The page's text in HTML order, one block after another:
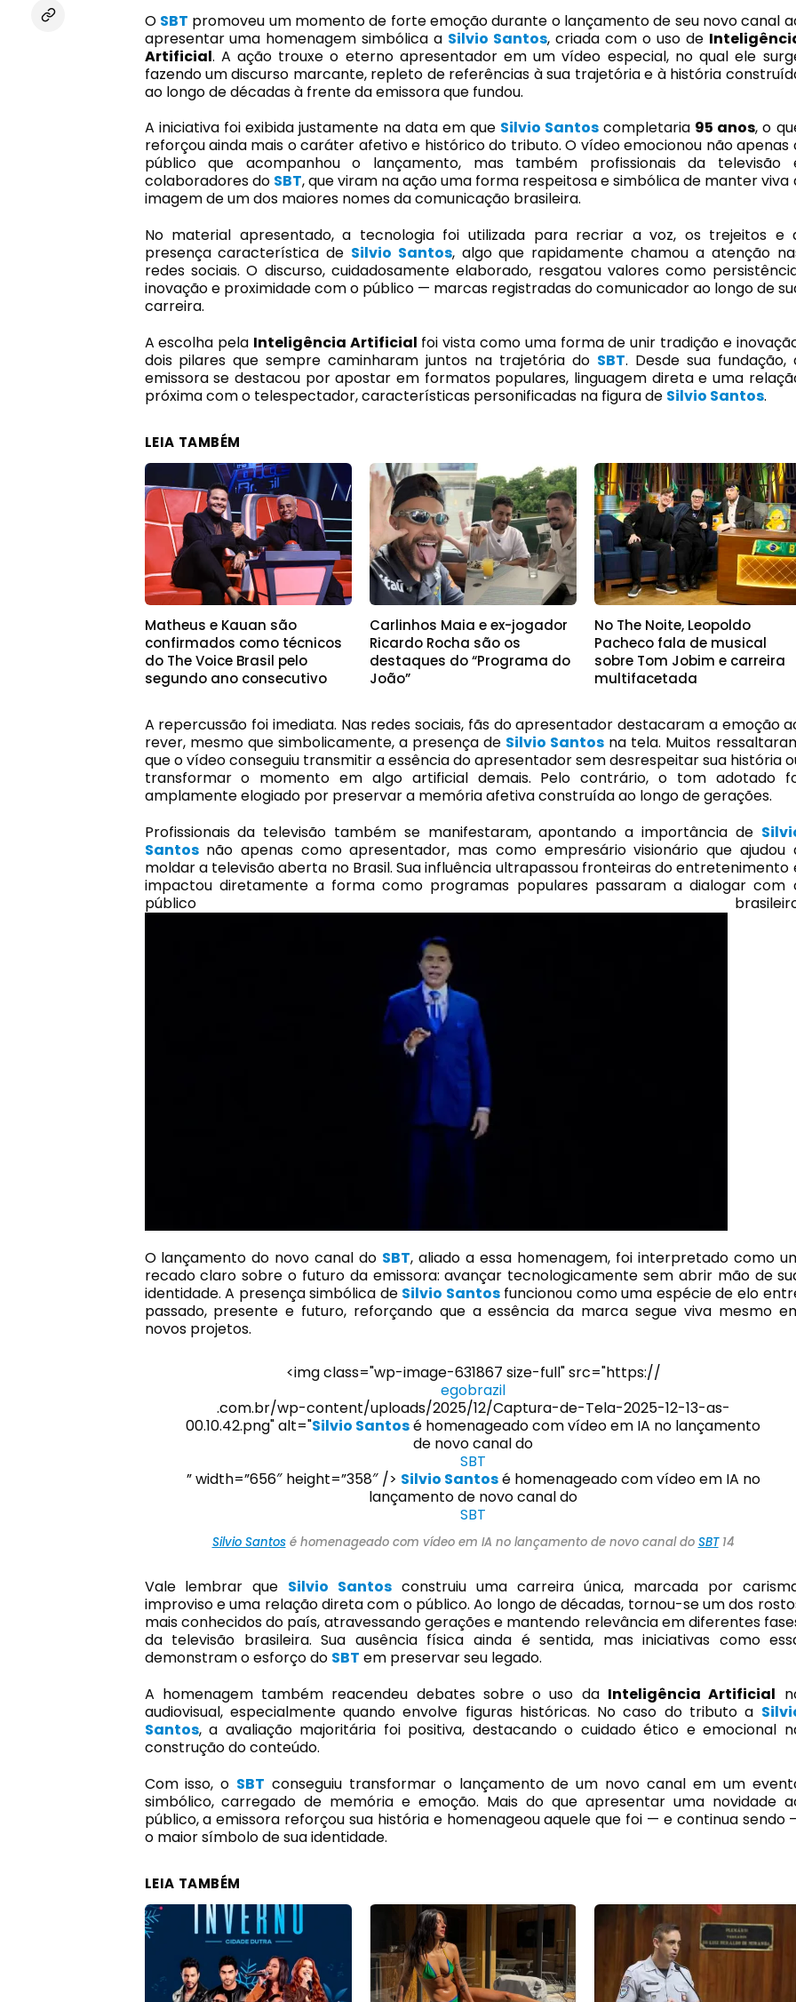
O SBT promoveu um momento de forte emoção durante o lançamento de seu novo canal
apresentar uma homenagem simbólica a Silvio Santos, criada com o uso de
Artificial. A ação trouxe o eterno apresentador em um vídeo especial, no qual ele
fazendo um discurso marcante, repleto de referências à sua trajetória e à história
ao longo de décadas à frente da emissora que fundou.
A iniciativa foi exibida justamente na data em que Silvio Santos completaria 95 anos, o
reforçou ainda mais o caráter afetivo e histórico do tributo. O vídeo emocionou não apenas
público que acompanhou o lançamento, mas também profissionais da televisão
colaboradores do SBT, que viram na ação uma forma respeitosa e simbólica de manter viva
imagem de um dos maiores nomes da comunicação brasileira.
No material apresentado, a tecnologia foi utilizada para recriar a voz, os trejeitos e
presença característica de Silvio Santos, algo que rapidamente chamou a atenção
redes sociais. O discurso, cuidadosamente elaborado, resgatou valores como
inovação e proximidade com o público — marcas registradas do comunicador ao longo de
carreira.
A escolha pela Inteligência Artificial foi vista como uma forma de unir tradição e
dois pilares que sempre caminharam juntos na trajetória do SBT. Desde sua fundação,
emissora se destacou por apostar em formatos populares, linguagem direta e uma
próxima com o telespectador, características personificadas na figura de Silvio Santos.
LEIA TAMBÉM
Matheus e Kauan são
confirmados como técnicos
do The Voice Brasil pelo
segundo ano consecutivo
Carlinhos Maia e ex-jogador
Ricardo Rocha são os
destaques do “Programa do
João”
No The Noite, Leopoldo
Pacheco fala de musical
sobre Tom Jobim e carreira
multifacetada
A repercussão foi imediata. Nas redes sociais, fãs do apresentador destacaram a emoção
rever, mesmo que simbolicamente, a presença de Silvio Santos na tela. Muitos
que o vídeo conseguiu transmitir a essência do apresentador sem desrespeitar sua história
transformar o momento em algo artificial demais. Pelo contrário, o tom adotado
amplamente elogiado por preservar a memória afetiva construída ao longo de gerações.
Profissionais da televisão também se manifestaram, apontando a importância de
Santosnão apenas como apresentador, mas como empresário visionário que ajudou
moldar a televisão aberta no Brasil. Sua influência ultrapassou fronteiras do entretenimento
impactou diretamente a forma como programas populares passaram a dialogar com
público
O lançamento do novo canal do SBT, aliado a essa homenagem, foi interpretado como
recado claro sobre o futuro da emissora: avançar tecnologicamente sem abrir mão de
identidade. A presença simbólica de Silvio Santosfuncionou como uma espécie de elo
passado, presente e futuro, reforçando que a essência da marca segue viva mesmo
novos projetos.
<img class="wp-image-631867 size-full" src="https://
egobrazil
.com.br/wp-content/uploads/2025/12/Captura-de-Tela-2025-12-13-as-
00.10.42.png" alt="Silvio Santosé homenageado com vídeo em IA no lançamento
de novo canal do
SBT
” width=”656″ height=”358″ /> Silvio Santosé homenageado com vídeo em IA no
lançamento de novo canal do
SBT
Silvio Santosé homenageado com vídeo em IA no lançamento de novo canal do SBT14
Vale lembrar que Silvio Santos construiu uma carreira única, marcada por
improviso e uma relação direta com o público. Ao longo de décadas, tornou-se um dos
mais conhecidos do país, atravessando gerações e mantendo relevância em diferentes
da televisão brasileira. Sua ausência física ainda é sentida, mas iniciativas como
demonstram o esforço do SBT em preservar seu legado.
A homenagem também reacendeu debates sobre o uso da Inteligência Artificial
audiovisual, especialmente quando envolve figuras históricas. No caso do tributo a
Santos, a avaliação majoritária foi positiva, destacando o cuidado ético e emocional
construção do conteúdo.
Com isso, o SBT conseguiu transformar o lançamento de um novo canal em um
simbólico, carregado de memória e emoção. Mais do que apresentar uma novidade
público, a emissora reforçou sua história e homenageou aquele que foi — e continua sendo
o maior símbolo de sua identidade.
LEIA TAMBÉM